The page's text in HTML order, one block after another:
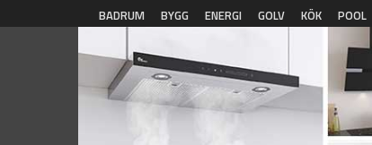
Hoppa till huvudinnehåll
BADRUM BYGG ENERGI GOLV KÖK POOL